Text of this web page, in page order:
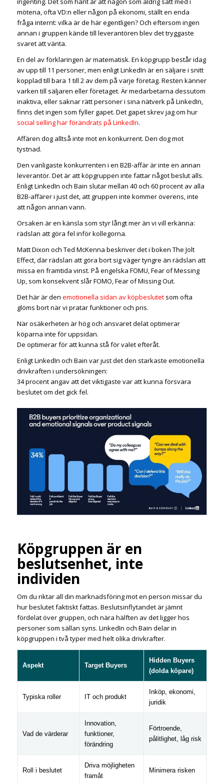
mötena, ofta VD:n eller någon på ekonomi, ställt en enda
fråga internt: vilka är de här egentligen? Och eftersom ingen
annan i gruppen kände till leverantören blev det tryggaste
svaret att vänta.
En del av förklaringen är matematisk. En köpgrupp består idag
av upp till 11 personer, men enligt LinkedIn är en säljare i snitt
kopplad till bara 1 till 2 av dem på varje företag. Resten känner
varken till säljaren eller företaget. Är medarbetarna dessutom
inaktiva, eller saknar rätt personer i sina nätverk på LinkedIn,
finns det ingen som fyller gapet. Det gapet skrev jag om hur
social selling har förändrats på LinkedIn.
Affären dog alltså inte mot en konkurrent. Den dog mot
tystnad.
Den vanligaste konkurrenten i en B2B-affär är inte en annan
leverantör. Det är att köpgruppen inte fattar något beslut alls.
Enligt LinkedIn och Bain slutar mellan 40 och 60 procent av alla
B2B-affärer i just det, att gruppen inte kommer överens, inte
att någon annan vann.
Orsaken är en känsla som styr långt mer än vi vill erkänna:
rädslan att göra fel inför kollegorna.
Matt Dixon och Ted McKenna beskriver det i boken The Jolt
Effect, där rädslan att göra bort sig väger tyngre än rädslan att
missa en framtida vinst. På engelska FOMU, Fear of Messing
Up, som konsekvent slår FOMO, Fear of Missing Out.
Det här är den emotionella sidan av köpbeslutetsom ofta
glöms bort när vi pratar funktioner och pris.
När osäkerheten är hög och ansvaret delat optimerar
köparna inte för uppsidan.
De optimerar för att kunna stå för valet efteråt.
Enligt LinkedIn och Bain var just det den starkaste emotionella
drivkraften i undersökningen:
34 procent angav att det viktigaste var att kunna försvara
beslutet om det gick fel.
Köpgruppen är en
beslutsenhet, inte
individen
Om du riktar all din marknadsföring mot en person missar du
hur beslutet faktiskt fattas. Beslutsinflytandet är jämnt
fördelat över gruppen, och nära hälften av det ligger hos
personer som sällan syns. LinkedIn och Bain delar in
köpgruppen i två typer med helt olika drivkrafter.
Aspekt Target Buyers
Hidden Buyers
(dolda köpare)
Typiska roller IT och produkt
Inköp, ekonomi,
juridik
Vad de värderar
Innovation,
funktioner,
förändring
Förtroende,
pålitlighet, låg risk
Roll i beslutet
Driva möjligheten
framåt
Minimera risken